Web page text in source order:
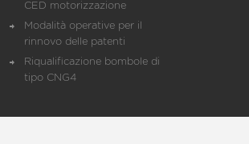
CED motorizzazione
Modalità operative per il
rinnovo delle patenti
Riqualificazione bombole di
tipo CNG4